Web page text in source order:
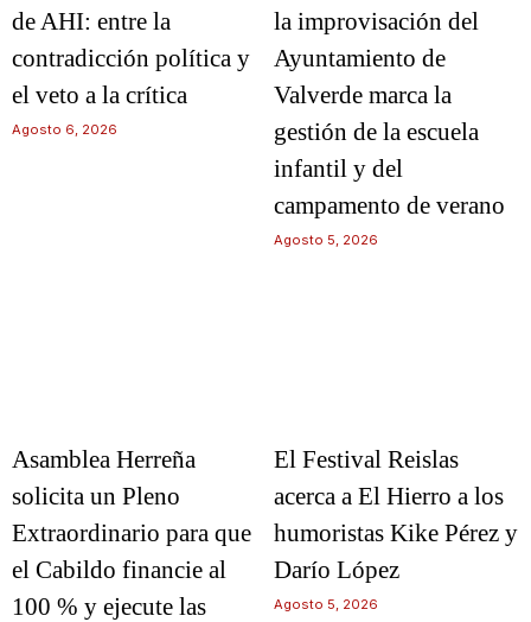
de AHI: entre la
contradicción política y
el veto a la crítica
Agosto 6, 2026
la improvisación del
Ayuntamiento de
Valverde marca la
gestión de la escuela
infantil y del
campamento de verano
Agosto 5, 2026
Asamblea Herreña
solicita un Pleno
Extraordinario para que
el Cabildo financie al
100 % y ejecute las
El Festival Reislas
acerca a El Hierro a los
humoristas Kike Pérez y
Darío López
Agosto 5, 2026